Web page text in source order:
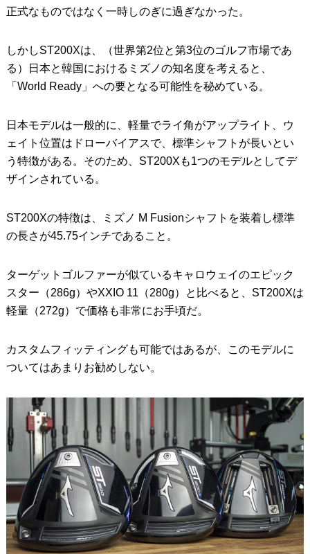
正式なものではなく一時しのぎに過ぎなかった。
しかしST200Xは、（世界第2位と第3位のゴルフ市場であ
る）日本と韓国におけるミズノの知名度を考えると、
「World Ready」への要となる可能性を秘めている。
日本モデルは一般的に、軽量でライ角がアップライト、ウ
ェイト位置はドローバイアスで、標準シャフトが長いとい
う特徴がある。そのため、ST200Xも1つのモデルとしてデ
ザインされている。
ST200Xの特徴は、ミズノ M Fusionシャフトを装着し標準
の長さが45.75インチであること。
ターゲットゴルファーが似ているキャロウェイのエピック
スター（286g）やXXIO 11（280g）と比べると、ST200Xは
軽量（272g）で価格も非常にお手頃だ。
カスタムフィッティングも可能ではあるが、このモデルに
ついてはあまりお勧めしない。